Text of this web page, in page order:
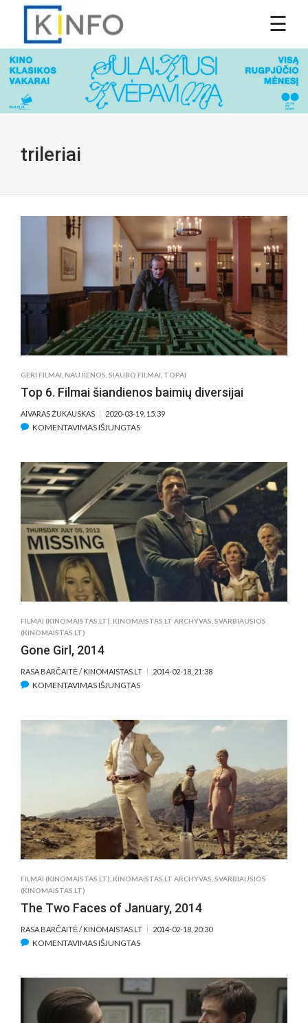
trileriai
GERI FILMAI NAUJIENOS SIAUBO FILMAI TOPAI
Top 6. Filmai šiandienos baimių diversijai
AIVARAS ŽUKAUSKAS 2020-03-19, 15:39
KOMENTAVIMAS IŠJUNGTASĮRAŠE
FILMAI
ŠIANDIENOS
BAIMIŲ
DIVERSIJAI
FILMAI (KINOMAISTAS.LT) KINOMAISTAS.LT ARCHYVAS SVARBIAUSIOS
(KINOMAISTAS.LT)
Gone Girl, 2014
RASA BARČAITĖ / KINOMAISTAS.LT 2014-02-18, 21:38
KOMENTAVIMAS IŠJUNGTASĮRAŠE
FILMAI (KINOMAISTAS.LT) KINOMAISTAS.LT ARCHYVAS SVARBIAUSIOS
(KINOMAISTAS.LT)
The Two Faces of January, 2014
RASA BARČAITĖ / KINOMAISTAS.LT 2014-02-18, 20:30
KOMENTAVIMAS IŠJUNGTASĮRAŠE
OF